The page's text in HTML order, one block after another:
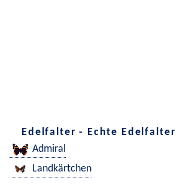
Edelfalter - Echte Edelfalter
Admiral
Landkärtchen